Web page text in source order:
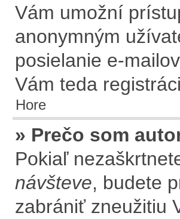
Vám umožní
anonymným
posielanie e-
Vám teda
Hore
» Prečo som
Pokiaľ
návšteve, budete
zabrániť zneužitiu